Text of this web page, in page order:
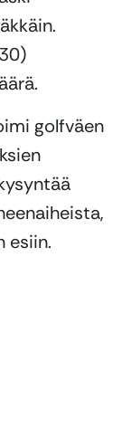
golfväen
esiin.